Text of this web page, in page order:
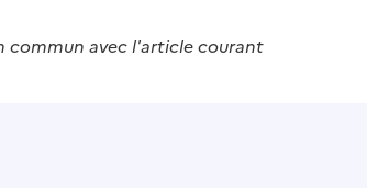
commun avec l'article courant